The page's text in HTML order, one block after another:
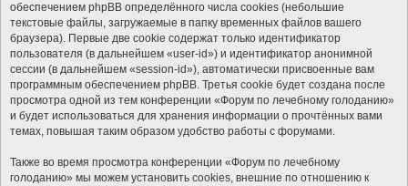
обеспечением phpBB определённого числа cookies (небольшие
текстовые файлы, загружаемые в папку временных файлов вашего
браузера). Первые две cookie содержат только идентификатор
пользователя (в дальнейшем «user-id») и идентификатор анонимной
сессии (в дальнейшем «session-id»), автоматически присвоенные вам
программным обеспечением phpBB. Третья cookie будет создана после
просмотра одной из тем конференции «Форум по лечебному голоданию»
и будет использоваться для хранения информации о прочтённых вами
темах, повышая таким образом удобство работы с форумами.
Также во время просмотра конференции «Форум по лечебному
голоданию» мы можем установить cookies, внешние по отношению к